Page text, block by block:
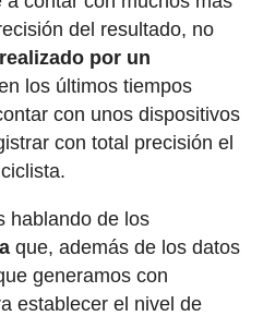
del resultado, no
por un
los últimos tiempos
con unos dispositivos
con total precisión el
hablando de los
que, además de los datos
generamos con
establecer el nivel de